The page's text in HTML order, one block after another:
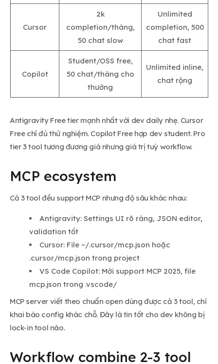
Cursor
2k
completion/tháng,
50 chat slow
Unlimited
completion, 500
chat fast
Copilot
Student/OSS free,
50 chat/tháng cho
thường
Unlimited inline,
chat rộng
Antigravity Free tier mạnh nhất với dev daily nhẹ. Cursor
Free chỉ đủ thử nghiệm. Copilot Free hợp dev student. Pro
tier 3 tool tương đương giá nhưng giá trị tuỳ workflow.
MCP ecosystem
Cả 3 tool đều support MCP nhưng độ sâu khác nhau:
Antigravity: Settings UI rõ ràng, JSON editor,
validation tốt
Cursor: File ~/.cursor/mcp.json hoặc
.cursor/mcp.json trong project
VS Code Copilot: Mới support MCP 2025, file
mcp.json trong .vscode/
MCP server viết theo chuẩn open dùng được cả 3 tool, chỉ
khai báo config khác chỗ. Đây là tin tốt cho dev không bị
lock-in tool nào.
Workflow combine 2-3 tool